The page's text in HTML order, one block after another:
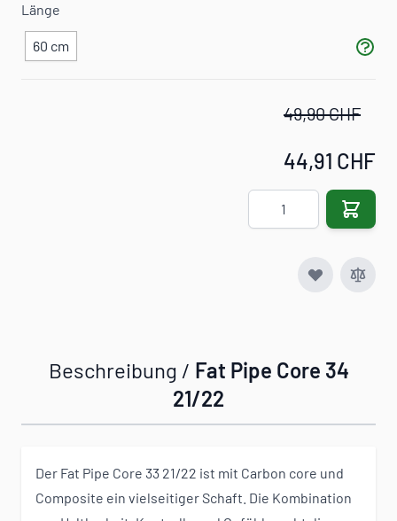
Länge
60 cm
49,90 CHF
44,91 CHF
Menge
Beschreibung / Fat Pipe Core 34
21/22
Der Fat Pipe Core 33 21/22 ist mit Carbon core und
Composite ein vielseitiger Schaft. Die Kombination